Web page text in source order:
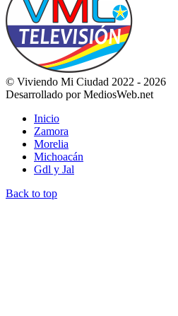
© Viviendo Mi Ciudad 2022 - 2026
Desarrollado por MediosWeb.net
Inicio
Zamora
Morelia
Michoacán
Gdl y Jal
Back to top